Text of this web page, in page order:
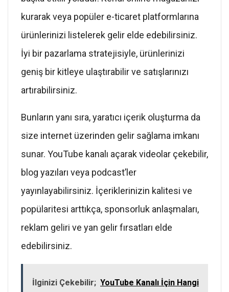
kurarak veya popüler e-ticaret platformlarına
ürünlerinizi listelerek gelir elde edebilirsiniz.
İyi bir pazarlama stratejisiyle, ürünlerinizi
geniş bir kitleye ulaştırabilir ve satışlarınızı
artırabilirsiniz.
Bunların yanı sıra, yaratıcı içerik oluşturma da
size internet üzerinden gelir sağlama imkanı
sunar. YouTube kanalı açarak videolar çekebilir,
blog yazıları veya podcast’ler
yayınlayabilirsiniz. İçeriklerinizin kalitesi ve
popülaritesi arttıkça, sponsorluk anlaşmaları,
reklam geliri ve yan gelir fırsatları elde
edebilirsiniz.
İlginizi Çekebilir; YouTube Kanalı İçin Hangi